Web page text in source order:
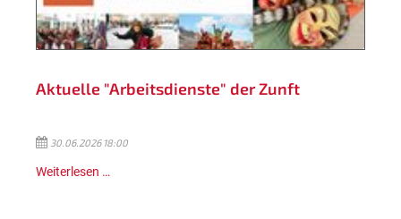
Aktuelle "Arbeitsdienste" der Zunft
30.06.2026 18:00
Weiterlesen …